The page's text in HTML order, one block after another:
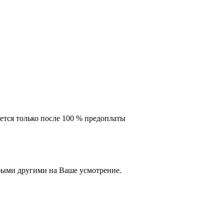
только после 100 % предоплаты
другими на Ваше усмотрение.